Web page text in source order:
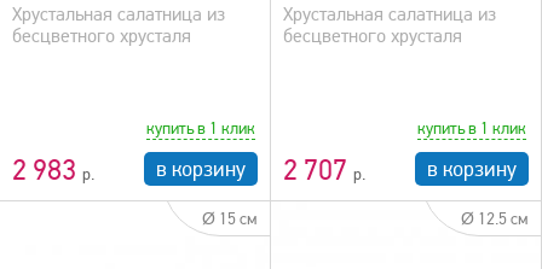
Хрустальная салатница из
бесцветного хрусталя
2 983
купить в 1 клик
в корзину
Хрустальная салатница из
бесцветного хрусталя
2 707
купить в 1 клик
в корзину
Ø 15 см Ø 12.5 см